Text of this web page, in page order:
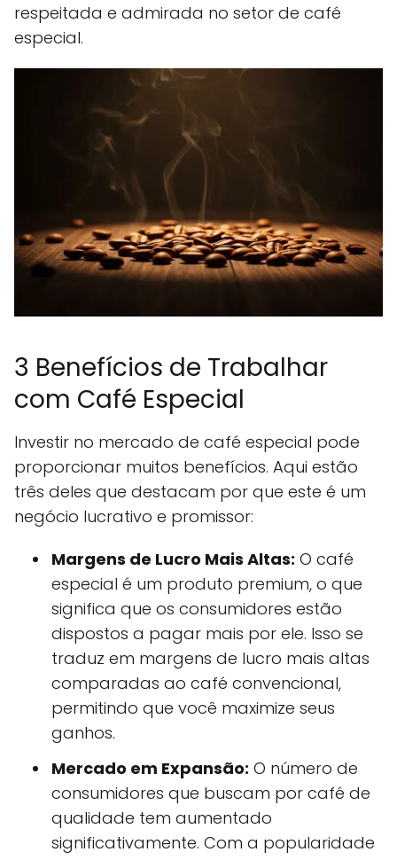
respeitada e admirada no setor de café
especial.
3 Benefícios de Trabalhar
com Café Especial
Investir no mercado de café especial pode
proporcionar muitos benefícios. Aqui estão
três deles que destacam por que este é um
negócio lucrativo e promissor:
Margens de Lucro Mais Altas: O café
especial é um produto premium, o que
significa que os consumidores estão
dispostos a pagar mais por ele. Isso se
traduz em margens de lucro mais altas
comparadas ao café convencional,
permitindo que você maximize seus
ganhos.
Mercado em Expansão: O número de
consumidores que buscam por café de
qualidade tem aumentado
significativamente. Com a popularidade